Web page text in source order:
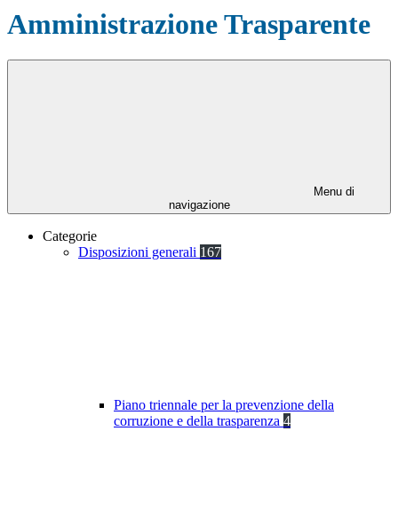
Amministrazione Trasparente
Menu di
navigazione
Categorie
Disposizioni generali 167
Piano triennale per la prevenzione della
corruzione e della trasparenza 4